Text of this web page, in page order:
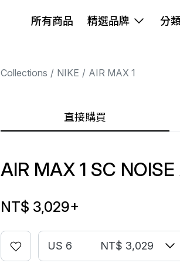
所有商品 精選品牌 分
Collections NIKE AIR MAX 1
直接購買
AIR MAX 1 SC
NT$ 3,029+
US 6 NT$ 3,029